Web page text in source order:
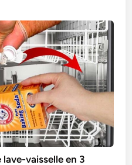
vaisselle en 3